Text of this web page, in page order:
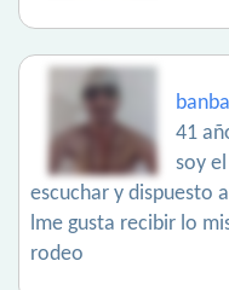
41
soy
escuchar y dispuesto
lme gusta recibir lo
rodeo